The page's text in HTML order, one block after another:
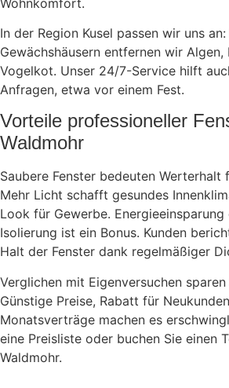
In der Region Kusel passen wir uns an:
Gewächshäusern entfernen wir
Vogelkot. Unser 24/7-Service hilft
Anfragen, etwa vor einem Fest.
Vorteile professioneller
Waldmohr
Saubere Fenster bedeuten Werterhalt
Mehr Licht schafft gesundes
Look für Gewerbe.
Isolierung ist ein Bonus. Kunden
Halt der Fenster dank regelmäßiger
Verglichen mit Eigenversuchen
Günstige Preise, Rabatt für
Monatsverträge machen es
eine Preisliste oder buchen Sie einen
Waldmohr.